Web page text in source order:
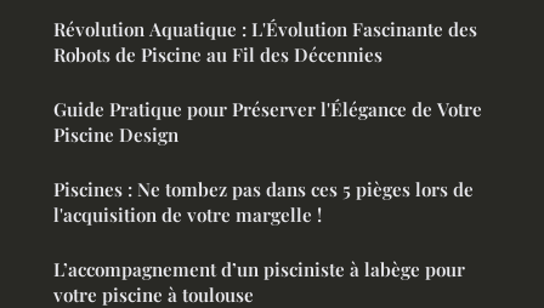
Révolution Aquatique : L'Évolution Fascinante des
Robots de Piscine au Fil des Décennies
Guide Pratique pour Préserver l'Élégance de Votre
Piscine Design
Piscines : Ne tombez pas dans ces 5 pièges lors de
l'acquisition de votre margelle !
L’accompagnement d’un pisciniste à labège pour
votre piscine à toulouse